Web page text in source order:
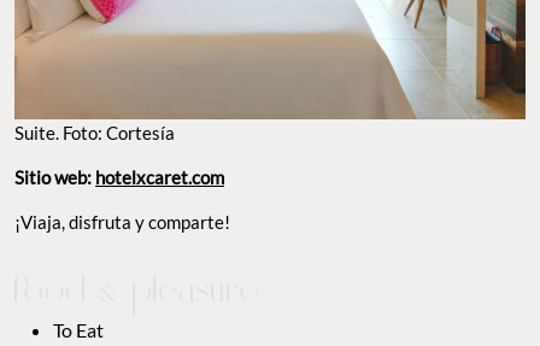
Suite. Foto: Cortesía
Sitio web: hotelxcaret.com
¡Viaja, disfruta y comparte!
To Eat